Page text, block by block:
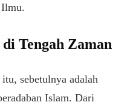
Tengah Zaman
sebetulnya adalah
Islam. Dari